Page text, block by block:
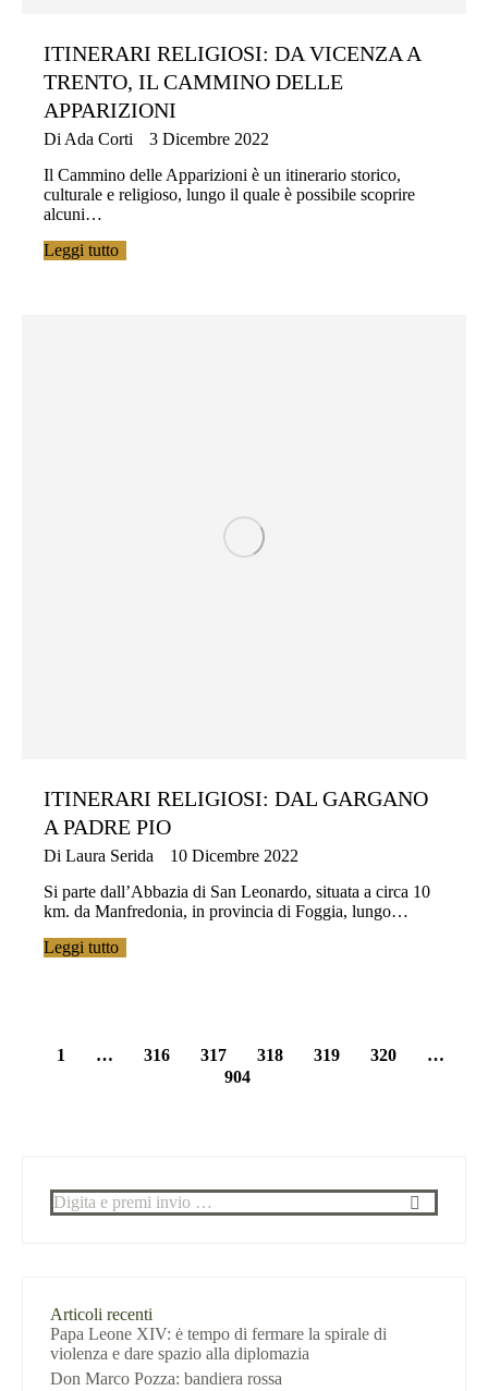
ITINERARI RELIGIOSI: DA VICENZA A
TRENTO, IL CAMMINO DELLE
APPARIZIONI
Di Ada Corti
3 Dicembre 2022
Il Cammino delle Apparizioni è un itinerario storico,
culturale e religioso, lungo il quale è possibile scoprire
alcuni…
Leggi tutto
ITINERARI RELIGIOSI: DAL GARGANO
A PADRE PIO
Di Laura Serida
10 Dicembre 2022
Si parte dall’Abbazia di San Leonardo, situata a circa 10
km. da Manfredonia, in provincia di Foggia, lungo…
Leggi tutto
1 … 316 317 318 319 320
…
904
Cerca:
Articoli recenti
Papa Leone XIV: ė tempo di fermare la spirale di
violenza e dare spazio alla diplomazia
Don Marco Pozza: bandiera rossa